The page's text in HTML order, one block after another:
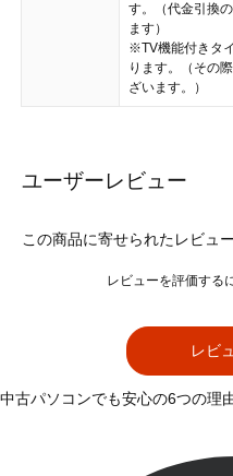
す。（代金引換
ます）
※TV機能付きタ
ります。（その
ざいます。）
ユーザーレビュー
この商品に寄せられたレビュ
レビューを評価する
レビ
中古パソコンでも安心の6つの理